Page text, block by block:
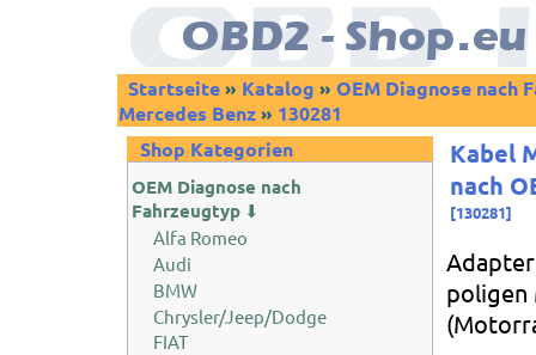
Startseite» Katalog » OEM Diagnose nach
Mercedes Benz» 130281
Shop Kategorien
OEM Diagnose nach
Fahrzeugtyp ⬇
Alfa Romeo
Audi
BMW
Chrysler/Jeep/Dodge
FIAT
Kabel
nach
[130281]
poligen